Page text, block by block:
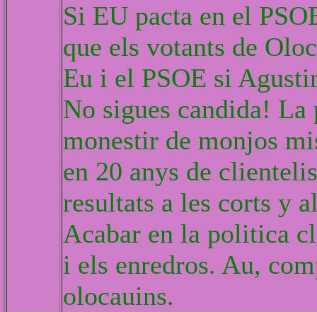
Si EU pacta en el
que els votants de
Eu i el PSOE si
No sigues candida!
monestir de monjos
en 20 anys de
resultats a les corts y
Acabar en la politica
i els enredros. Au,
olocauins.